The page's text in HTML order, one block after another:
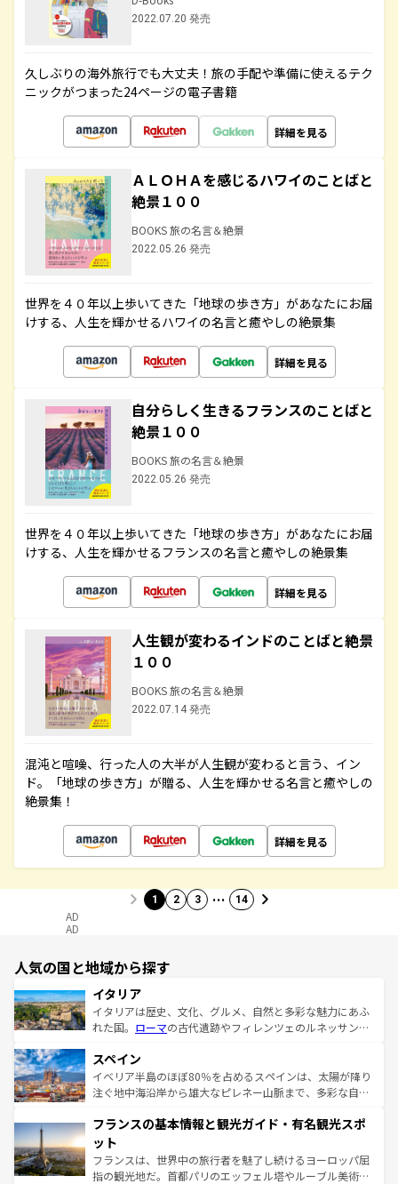
2022.07.20 発売
久しぶりの海外旅行でも大丈夫！旅の手配や準備に使えるテク
ニックがつまった24ページの電子書籍
詳細を見る
ＡＬＯＨＡを感じるハワイのことばと
絶景１００
BOOKS 旅の名言＆絶景
2022.05.26 発売
世界を４０年以上歩いてきた「地球の歩き方」があなたにお届
けする、人生を輝かせるハワイの名言と癒やしの絶景集
詳細を見る
自分らしく生きるフランスのことばと
絶景１００
BOOKS 旅の名言＆絶景
2022.05.26 発売
世界を４０年以上歩いてきた「地球の歩き方」があなたにお届
けする、人生を輝かせるフランスの名言と癒やしの絶景集
詳細を見る
人生観が変わるインドのことばと絶景
１００
BOOKS 旅の名言＆絶景
2022.07.14 発売
混沌と喧噪、行った人の大半が人生観が変わると言う、イン
ド。「地球の歩き方」が贈る、人生を輝かせる名言と癒やしの
絶景集！
詳細を見る
1 2 3 … 14
AD
AD
人気の国と地域から探す
イタリア
イタリアは歴史、文化、グルメ、自然と多彩な魅力にあふ
れた国。 ローマの古代遺跡やフィレンツェのルネッサンス
ろん、トスカーナの美しい田園風景やアマルフィ海岸の絶
景など、自然景観も見逃せない。観光の合間には、本場の
ピザやパスタなど、絶品のイタリア料理を堪能することも
ませてくれるイタリアで、忘れられない旅をしてみよう！
なお、新着のイタリア情報は
しい。
スペイン
イベリア半島のほぼ80％を占めるスペインは、太陽が降り
注ぐ地中海沿岸から雄大なピレネー山脈まで、多彩な自然
文化が根付くこの国では、情熱的なフラメンコ、熱気あふ
れる闘牛、そして美味しいタパスが生活の一部となってい
る。首都マドリードの洗練された雰囲気や、バルセロナの
アートに溢れた街角から、地方では古代ローマ遺跡や中世
フランスの基本情報と観光ガイド・有名観光スポ
ット
フランスは、世界中の旅行者を魅了し続けるヨーロッパ屈
指の観光地だ。首都パリのエッフェル塔やルーブル美術館